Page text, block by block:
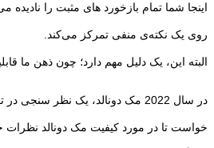
اینجا شما تمام بازخورد های مثبت را
روی یک نکته‌ی منفی تمرکز می‌کند.
البته این، یک دلیل مهم دارد؛ چون ذهن ما
در سال 2022 مک دونالد، یک نظر